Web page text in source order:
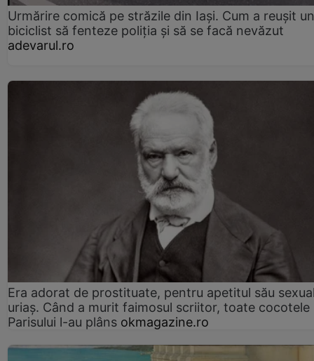
Urmărire comică pe străzile din Iași. Cum a reușit un
biciclist să fenteze poliția și să se facă nevăzut
adevarul.ro
Era adorat de prostituate, pentru apetitul său
uriaș. Când a murit faimosul scriitor, toate cocotele
Parisului l-au plâns okmagazine.ro